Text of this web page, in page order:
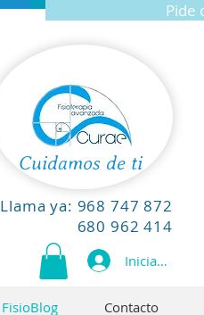
Pide
Cuidamos de ti
Llama ya: 968 747 872
680 962 414
Iniciar sesión
FisioBlog Contacto